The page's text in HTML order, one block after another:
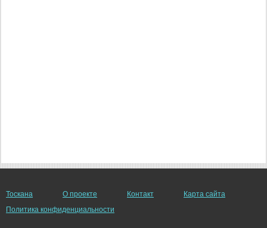
Тоскана О проекте Контакт
Карта сайта
Политика конфиденциальности